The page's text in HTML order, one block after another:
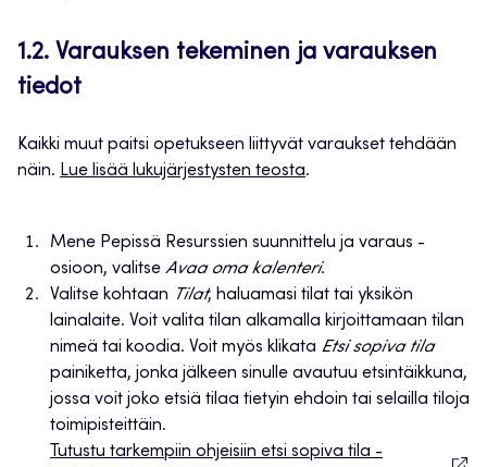
1.2. Varauksen tekeminen ja varauksen
tiedot
Kaikki muut paitsi opetukseen liittyvät varaukset tehdään
näin. Lue lisää lukujärjestysten teosta.
Mene Pepissä Resurssien suunnittelu ja varaus -
osioon, valitse Avaa oma kalenteri.
Valitse kohtaan Tilat, haluamasi tilat tai yksikön
lainalaite. Voit valita tilan alkamalla kirjoittamaan tilan
nimeä tai koodia. Voit myös klikata Etsi sopiva tila
painiketta, jonka jälkeen sinulle avautuu etsintäikkuna,
jossa voit joko etsiä tilaa tietyin ehdoin tai selailla tiloja
toimipisteittäin.
Tutustu tarkempiin ohjeisiin etsi sopiva tila -